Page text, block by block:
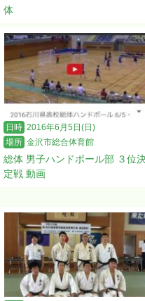
体
日時 2016年6月5日(日)
場所 金沢市総合体育館
総体 男子ハンドボール部 ３位
定戦 動画